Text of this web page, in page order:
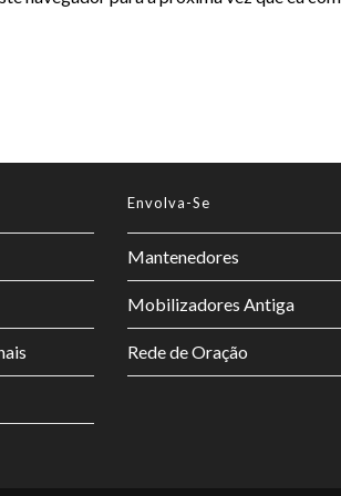
Envolva-Se
Mantenedores
Mobilizadores Antiga
Rede de Oração